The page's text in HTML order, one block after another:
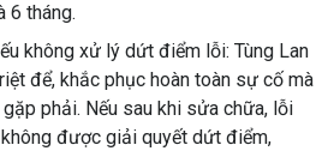
6 tháng.
không xử lý dứt điểm lỗi: Tùng Lan
để, khắc phục hoàn toàn sự cố mà
phải. Nếu sau khi sửa chữa, lỗi
được giải quyết dứt điểm,